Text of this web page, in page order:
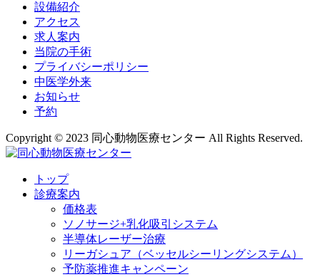
設備紹介
アクセス
求人案内
当院の手術
プライバシーポリシー
中医学外来
お知らせ
予約
Copyright © 2023 同心動物医療センター All Rights Reserved.
トップ
診療案内
価格表
ソノサージ+乳化吸引システム
半導体レーザー治療
リーガシュア（ベッセルシーリングシステム）
予防薬推進キャンペーン